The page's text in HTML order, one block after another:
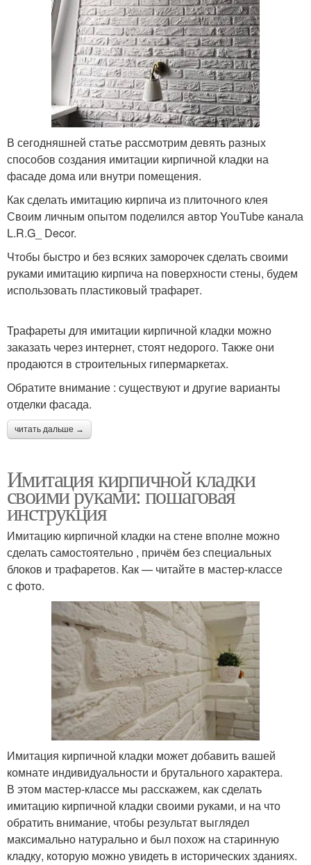
В сегодняшней статье рассмотрим девять разных
способов создания имитации кирпичной кладки на
фасаде дома или внутри помещения.
Как сделать имитацию кирпича из плиточного клея
Своим личным опытом поделился автор YouTube канала
L.R.G_ Decor.
Чтобы быстро и без всяких заморочек сделать своими
руками имитацию кирпича на поверхности стены, будем
использовать пластиковый трафарет.
Трафареты для имитации кирпичной кладки можно
заказать через интернет, стоят недорого. Также они
продаются в строительных гипермаркетах.
Обратите внимание : существуют и другие варианты
отделки фасада.
читать дальше →
Имитация кирпичной кладки
своими руками: пошаговая
инструкция
Имитацию кирпичной кладки на стене вполне можно
сделать самостоятельно , причём без специальных
блоков и трафаретов. Как — читайте в мастер-классе
с фото.
Имитация кирпичной кладки может добавить вашей
комнате индивидуальности и брутального характера.
В этом мастер-классе мы расскажем, как сделать
имитацию кирпичной кладки своими руками, и на что
обратить внимание, чтобы результат выглядел
максимально натурально и был похож на старинную
кладку, которую можно увидеть в исторических зданиях.